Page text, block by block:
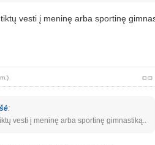
vesti į meninę arba sportinę
:
vesti į meninę arba sportinę gimnastiką..